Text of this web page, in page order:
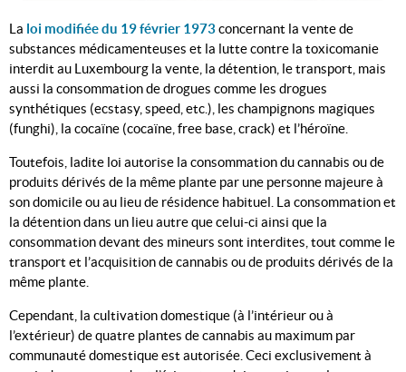
La loi modifiée du 19 février 1973concernant la vente de
substances médicamenteuses et la lutte contre la toxicomanie
interdit au Luxembourg la vente, la détention, le transport, mais
aussi la consommation de drogues comme les drogues
synthétiques (ecstasy, speed, etc.), les champignons magiques
(funghi), la cocaïne (cocaïne, free base, crack) et l’héroïne.
Toutefois, ladite loi autorise la consommation du cannabis ou de
produits dérivés de la même plante par une personne majeure à
son domicile ou au lieu de résidence habituel. La consommation et
la détention dans un lieu autre que celui-ci ainsi que la
consommation devant des mineurs sont interdites, tout comme le
transport et l’acquisition de cannabis ou de produits dérivés de la
même plante.
Cependant, la cultivation domestique (à l’intérieur ou à
l’extérieur) de quatre plantes de cannabis au maximum par
communauté domestique est autorisée. Ceci exclusivement à